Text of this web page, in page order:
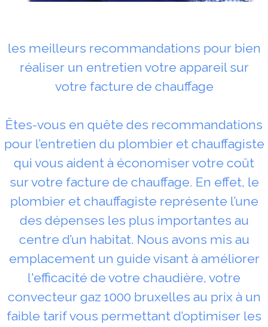
les meilleurs recommandations pour bien
réaliser un entretien votre appareil sur
votre facture de chauffage
Êtes-vous en quête des recommandations
pour l’entretien du plombier et chauffagiste
qui vous aident à économiser votre coût
sur votre facture de chauffage. En effet, le
plombier et chauffagiste représente l’une
des dépenses les plus importantes au
centre d’un habitat. Nous avons mis au
emplacement un guide visant à améliorer
l'efficacité de votre chaudière, votre
convecteur gaz 1000 bruxelles au prix à un
faible tarif vous permettant d’optimiser les